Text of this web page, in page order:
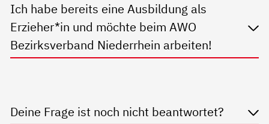
Ich habe bereits eine Ausbildung als
Erzieher*in und möchte beim AWO
Bezirksverband Niederrhein arbeiten!
Deine Frage ist noch nicht beantwortet?